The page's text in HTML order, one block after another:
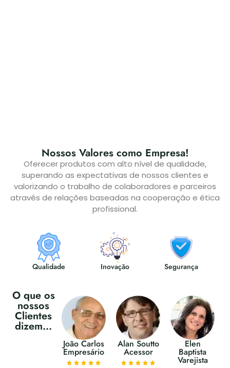
Nossos Valores como Empresa!
Oferecer produtos com alto nível de qualidade,
superando as expectativas de nossos clientes e
valorizando o trabalho de colaboradores e parceiros
através de relações baseadas na cooperação e ética
profissional.
Qualidade Inovação Segurança
O que os
nossos
Clientes
dizem...
João Carlos
Empresário
Alan Soutto
Acessor
Elen
Baptista
Varejista